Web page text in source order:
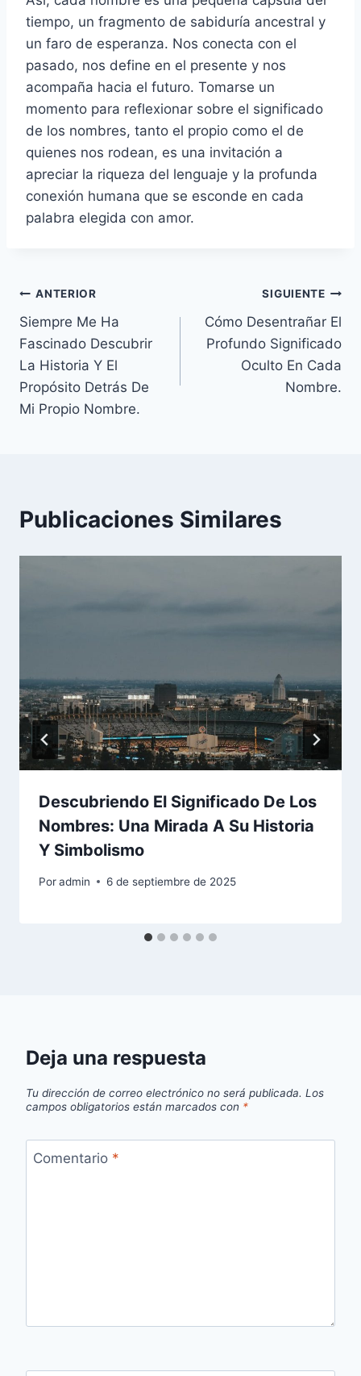
tiempo, un fragmento de sabiduría ancestral y
un faro de esperanza. Nos conecta con el
pasado, nos define en el presente y nos
acompaña hacia el futuro. Tomarse un
momento para reflexionar sobre el significado
de los nombres, tanto el propio como el de
quienes nos rodean, es una invitación a
apreciar la riqueza del lenguaje y la profunda
conexión humana que se esconde en cada
palabra elegida con amor.
Navegación
de
entradas
ANTERIOR
Siempre Me Ha
Fascinado Descubrir
La Historia Y El
Propósito Detrás De
Mi Propio Nombre.
SIGUIENTE
Cómo Desentrañar El
Profundo Significado
Oculto En Cada
Nombre.
Publicaciones Similares
Descubriendo El Significado De Los
Nombres: Una Mirada A Su Historia
Y Simbolismo
Poradmin 6 de septiembre de 2025
Deja una respuesta
Tu dirección de correo electrónico no será publicada. Los
campos obligatorios están marcados con *
Comentario *